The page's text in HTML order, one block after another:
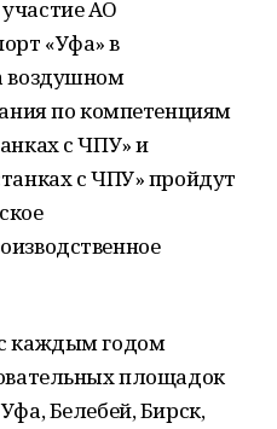
АО
«Уфа» в
воздушном
по компетенциям
с ЧПУ» и
с ЧПУ» пройдут
каждым годом
площадок
Белебей, Бирск,